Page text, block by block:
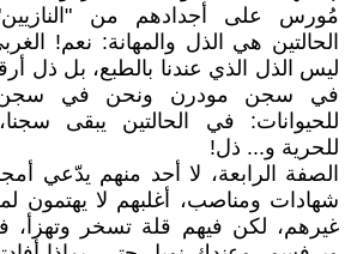
مُورس على أجدادهم من
الحالتين هي الذل والمهانة: نعم!
ليس الذل الذي عندنا بالطبع، بل ذل
في سجن مودرن ونحن في سجن
للحيوانات: في الحالتين يبقى
للحرية و... ذل!
الصفة الرابعة، لا أحد منهم يدّعي
شهادات ومناصب، أغلبهم لا يهتمون
غيرهم، لكن فيهم قلة تسخر وتهزأ،